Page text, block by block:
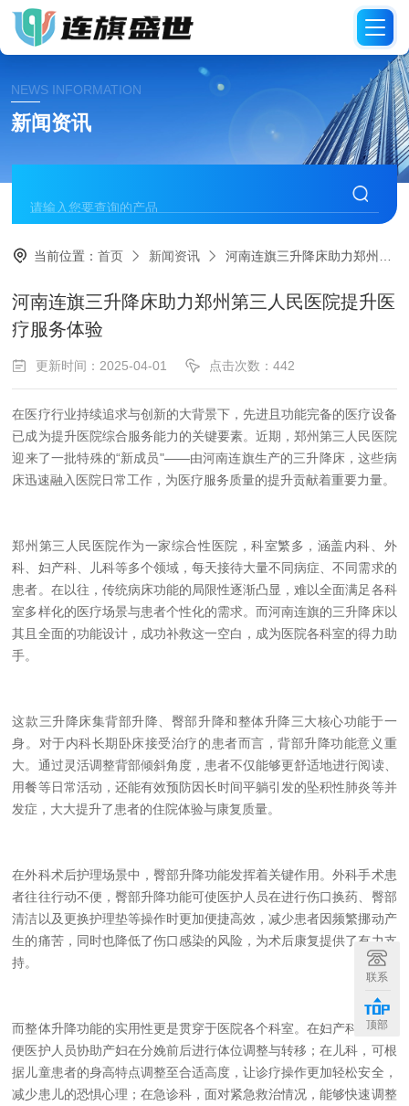
NEWS INFORMATION
新闻资讯
当前位置：首页 新闻资讯 河南连旗三升降床助力郑州第三人民医院提升医疗服务体验
河南连旗三升降床助力郑州第三人民医院提升医
疗服务体验
更新时间：2025-04-01 点击次数：442
在医疗行业持续追求与创新的大背景下，先进且功能完备的医疗设备
已成为提升医院综合服务能力的关键要素。近期，郑州第三人民医院
迎来了一批特殊的“新成员"——由河南连旗生产的三升降床，这些病
床迅速融入医院日常工作，为医疗服务质量的提升贡献着重要力量。
郑州第三人民医院作为一家综合性医院，科室繁多，涵盖内科、外
科、妇产科、儿科等多个领域，每天接待大量不同病症、不同需求的
患者。在以往，传统病床功能的局限性逐渐凸显，难以全面满足各科
室多样化的医疗场景与患者个性化的需求。而河南连旗的三升降床以
其且全面的功能设计，成功补救这一空白，成为医院各科室的得力助
手。
这款三升降床集背部升降、臀部升降和整体升降三大核心功能于一
身。对于内科长期卧床接受治疗的患者而言，背部升降功能意义重
大。通过灵活调整背部倾斜角度，患者不仅能够更舒适地进行阅读、
用餐等日常活动，还能有效预防因长时间平躺引发的坠积性肺炎等并
发症，大大提升了患者的住院体验与康复质量。
在外科术后护理场景中，臀部升降功能发挥着关键作用。外科手术患
者往往行动不便，臀部升降功能可使医护人员在进行伤口换药、臀部
清洁以及更换护理垫等操作时更加便捷高效，减少患者因频繁挪动产
生的痛苦，同时也降低了伤口感染的风险，为术后康复提供了有力支
持。
而整体升降功能的实用性更是贯穿于医院各个科室。在妇产科，它方
便医护人员协助产妇在分娩前后进行体位调整与转移；在儿科，可根
据儿童患者的身高特点调整至合适高度，让诊疗操作更加轻松安全，
减少患儿的恐惧心理；在急诊科，面对紧急救治情况，能够快速调整
联系
顶部